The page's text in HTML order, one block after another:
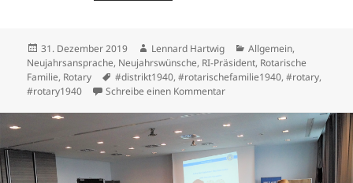
Veröffentlicht
am
31. Dezember 2019 Autor
Lennard Hartwig Kategorien
Allgemein,
Neujahrsansprache, Neujahrswünsche, RI-Präsident, Rotarische
Familie, Rotary Schlagwörter
#distrikt1940,#rotarischefamilie1940,#rotary,
#rotary1940
Schreibe einen Kommentarzu Neujahrsansprache